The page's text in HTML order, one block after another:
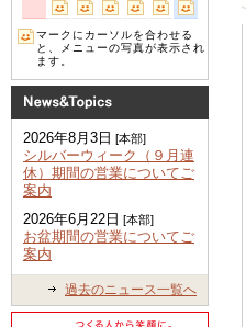
マークにカーソルを合わせる
と、メニューの写真が表示され
ます。
2026年8月3日 [本部]
シルバーウィーク（９月連
休）期間の営業についてご
案内
2026年6月22日 [本部]
お盆期間の営業についてご
案内
過去のニュース一覧へ